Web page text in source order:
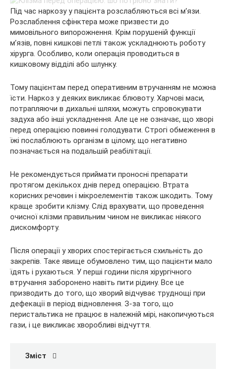
Під час наркозу у пацієнта розслабляються всі м’язи.
Розслаблення сфінктера може призвести до
мимовільного випорожнення. Крім порушеній функції
м’язів, повні кишкові петлі також ускладнюють роботу
хірурга. Особливо, коли операція проводиться в
кишковому відділі або шлунку.
Тому пацієнтам перед оперативним втручанням не можна
їсти. Наркоз у деяких викликає блювоту. Харчові маси,
потрапляючи в дихальні шляхи, можуть спровокувати
задуха або інші ускладнення. Але це не означає, що хворі
перед операцією повинні голодувати. Строгі обмеження в
їжі послаблюють організм в цілому, що негативно
позначається на подальшій реабілітації.
Не рекомендується приймати проносні препарати
протягом декількох днів перед операцією. Втрата
корисних речовин і мікроелементів також шкодить. Тому
краще зробити клізму. Слід врахувати, що проведення
очисної клізми правильним чином не викликає ніякого
дискомфорту.
Після операції у хворих спостерігається схильність до
закрепів. Таке явище обумовлено тим, що пацієнти мало
їдять і рухаються. У перші години після хірургічного
втручання заборонено навіть пити рідину. Все це
призводить до того, що хворий відчуває труднощі при
дефекації в період відновлення. З-за того, що
перистальтика не працює в належній мірі, накопичуються
гази, і це викликає хворобливі відчуття.
Зміст